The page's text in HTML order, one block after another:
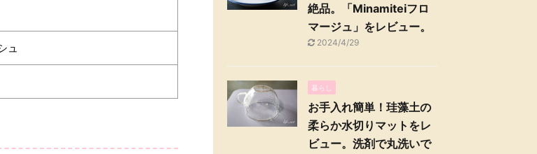
ュ
絶品。「Minamiteiフロ
マージュ」をレビュー。
2024/4/29
暮らし
お手入れ簡単！珪藻土の
柔らか水切りマットをレ
ビュー。洗剤で丸洗いで